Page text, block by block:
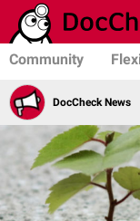
Community
DocCheck News